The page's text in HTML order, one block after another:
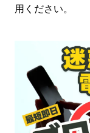
用ください。